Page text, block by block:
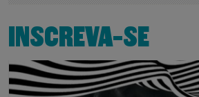
INSCREVA-SE